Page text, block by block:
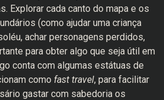
Explorar cada canto do mapa e os
(como ajudar uma criança
achar personagens perdidos,
para obter algo que seja útil em
conta com algumas estátuas de
como fast travel, para facilitar
gastar com sabedoria os